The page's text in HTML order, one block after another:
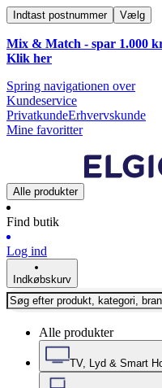
Indtast postnummer Vælg
Mix & Match - spar 1.000
Klik her
Spring navigationen over
Kundeservice
PrivatkundeErhvervskunde
Mine favoritter
Alle produkter
Find butik
Log ind
Indkøbskurv
Alle produkter
TV, Lyd & Smart